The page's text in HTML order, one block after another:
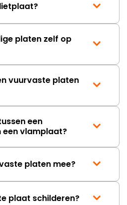
platen zelf op
vuurvaste platen
een
vlamplaat?
platen mee?
plaat schilderen?